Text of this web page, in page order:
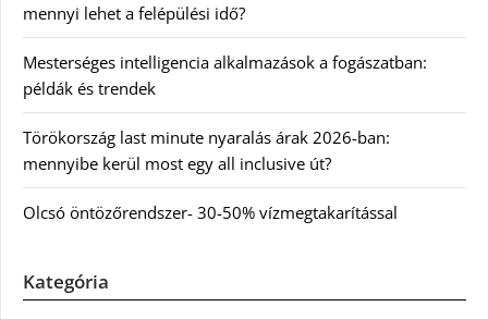
mennyi lehet a felépülési idő?
Mesterséges intelligencia alkalmazások a fogászatban:
példák és trendek
Törökország last minute nyaralás árak 2026-ban:
mennyibe kerül most egy all inclusive út?
Olcsó öntözőrendszer- 30-50% vízmegtakarítással
Kategória